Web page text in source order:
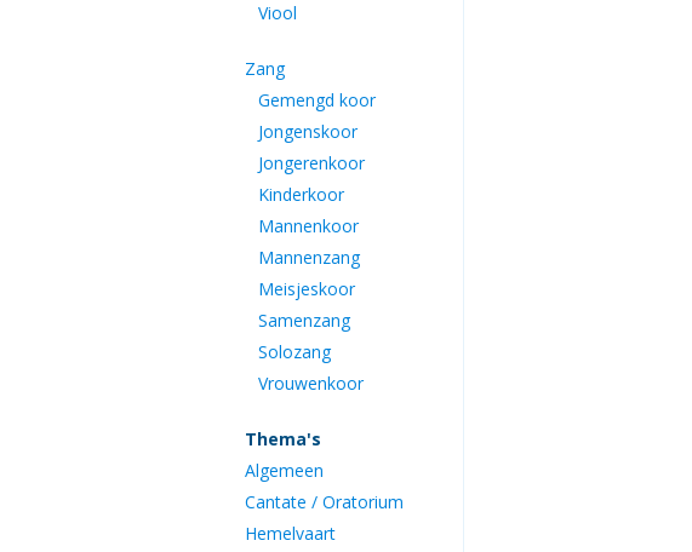
Viool
Zang
Gemengd koor
Jongenskoor
Jongerenkoor
Kinderkoor
Mannenkoor
Mannenzang
Meisjeskoor
Samenzang
Solozang
Vrouwenkoor
Thema's
Algemeen
Cantate / Oratorium
Hemelvaart